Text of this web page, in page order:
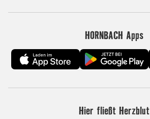
HORNBACH Apps
Hier fließt Herzblut